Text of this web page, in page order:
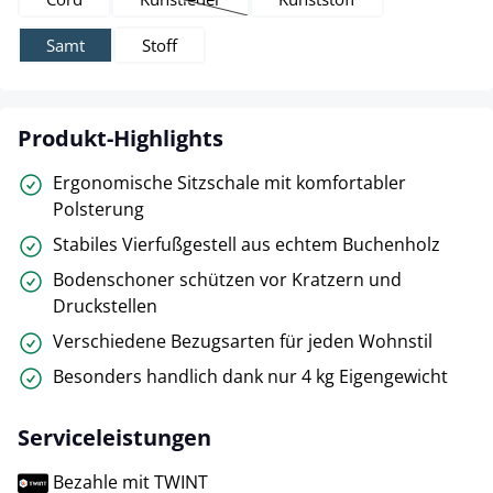
(Diese Option ist zurzeit nicht verfügbar.)
Samt Stoff
Produkt-Highlights
Ergonomische Sitzschale mit komfortabler
Polsterung
Stabiles Vierfußgestell aus echtem Buchenholz
Bodenschoner schützen vor Kratzern und
Druckstellen
Verschiedene Bezugsarten für jeden Wohnstil
Besonders handlich dank nur 4 kg Eigengewicht
Serviceleistungen
Bezahle mit TWINT